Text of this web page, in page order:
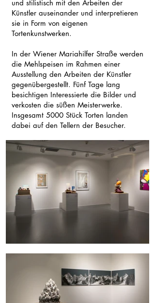
und stilistisch mit den Arbeiten der
Künstler auseinander und interpretieren
sie in Form von eigenen
Tortenkunstwerken.
In der Wiener Mariahilfer Straße werden
die Mehlspeisen im Rahmen einer
Ausstellung den Arbeiten der Künstler
gegenübergestellt. Fünf Tage lang
besichtigen Interessierte die Bilder und
verkosten die süßen Meisterwerke.
Insgesamt 5000 Stück Torten landen
dabei auf den Tellern der Besucher.